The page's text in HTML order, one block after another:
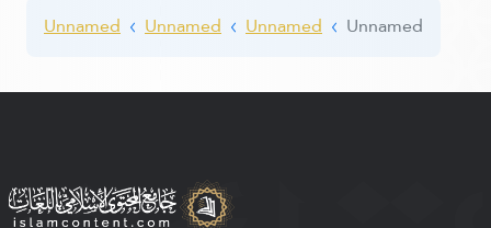
Unnamed
Unnamed Unnamed Unnamed